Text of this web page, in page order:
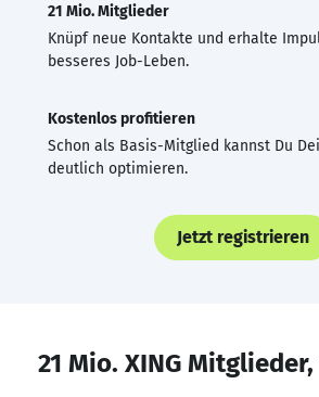
21 Mio. Mitglieder
Knüpf neue Kontakte und erhalte
besseres Job-Leben.
Kostenlos profitieren
Schon als Basis-Mitglied kannst Du
deutlich optimieren.
Jetzt registrieren
21 Mio. XING